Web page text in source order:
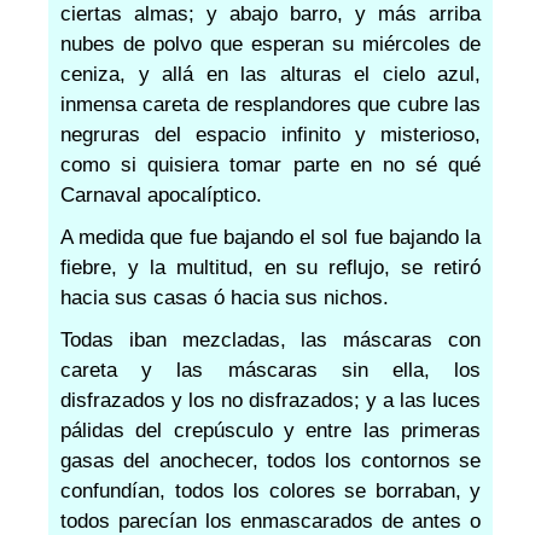
ciertas almas; y abajo barro, y más arriba
nubes de polvo que esperan su miércoles de
ceniza, y allá en las alturas el cielo azul,
inmensa careta de resplandores que cubre las
negruras del espacio infinito y misterioso,
como si quisiera tomar parte en no sé qué
Carnaval apocalíptico.
A medida que fue bajando el sol fue bajando la
fiebre, y la multitud, en su reflujo, se retiró
hacia sus casas ó hacia sus nichos.
Todas iban mezcladas, las máscaras con
careta y las máscaras sin ella, los
disfrazados y los no disfrazados; y a las luces
pálidas del crepúsculo y entre las primeras
gasas del anochecer, todos los contornos se
confundían, todos los colores se borraban, y
todos parecían los enmascarados de antes o